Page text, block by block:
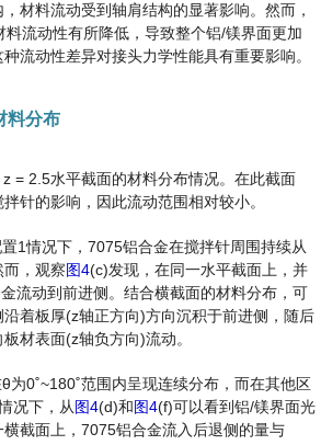
材料流动受到轴肩结构的显著影响。然而，
流动性有所降低，导致整个铝/镁界面更加
流动性差异对接头力学性能具有重要影响。
料分布
= 2.5水平截面的材料分布情况。在此截面
针的影响，因此流动范围相对较小。
1情况下，7075铝合金在搅拌针周围持续从
，观察图4(c)发现，在同一水平截面上，并
流动到前进侧。结合横截面的材料分布，可
着板厚(z轴正方向)方向沉积于前进侧，随后
材表面(z轴负方向)流动。
为0˚~180˚范围内呈现连续分布，而在其他区
况下，从图4(d)和图4(f)可以看到铝/镁界面光
截面上，7075铝合金流入后退侧的量与